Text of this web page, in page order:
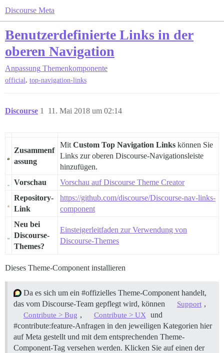
Discourse Meta
Benutzerdefinierte Links in der
oberen Navigation
Anpassung Themenkomponente
official, top-navigation-links
Discourse 11. Mai 2018 um 02:14
1
Zusammenf
assung
Mit Custom Top Navigation Links können Sie
Links zur oberen Discourse-Navigationsleiste
hinzufügen.
Vorschau
Vorschau auf Discourse Theme Creator
Repository-
Link
https://github.com/discourse/Discourse-nav-links-
component
Neu bei
Discourse-
Themes?
Einsteigerleitfaden zur Verwendung von
Discourse-Themes
Dieses Theme-Component installieren
Da es sich um ein #offizielles Theme-Component handelt,
das vom Discourse-Team gepflegt wird, können
Support ,
Contribute > Bug , Contribute > UX und
#contribute:feature-Anfragen in den jeweiligen Kategorien hier
auf Meta gestellt und mit dem entsprechenden Theme-
Component-Tag versehen werden. Klicken Sie auf einen der